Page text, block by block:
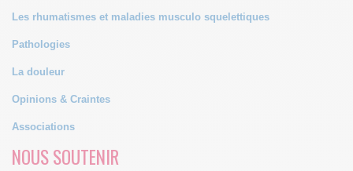
Les rhumatismes et maladies musculo squelettiques
Pathologies
La douleur
Opinions & Craintes
Associations
NOUS SOUTENIR